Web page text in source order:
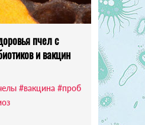
пчел с
и вакцин
#вакцина #проб